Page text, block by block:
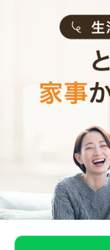
我が家の子ども達は
た。そういえば舌を
たかもしれません。
男が寝返りをする頃
てから自分の顔をパ
が、手を舐めたかっ
かったのだと今にな
そんなちょっと変わ
から幼稚園に通いま
ていく“小さい時なら